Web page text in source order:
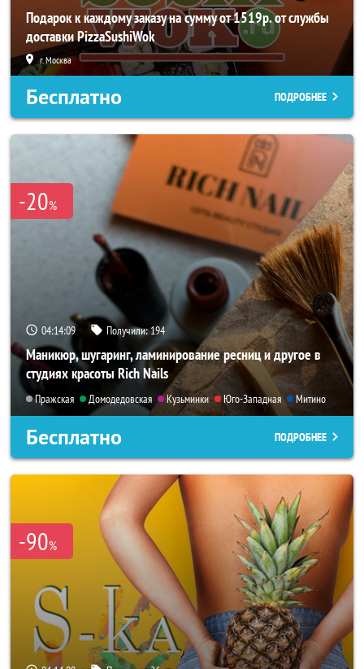
Подарок к каждому заказу на сумму от 1519р. от службы
доставки PizzaSushiWok
г. Москва
Бесплатно ПОДРОБНЕЕ
-20%
04:14:07 Получили:194
Маникюр, шугаринг, ламинирование ресниц и другое в
студиях красоты Rich Nails
Пражская Домодедовская Кузьминки Юго-Западная Митино
Бесплатно ПОДРОБНЕЕ
-90%